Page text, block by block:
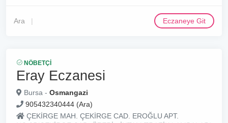
Ara Eczaneye Git
NÖBETÇI
Eray Eczanesi
Bursa - Osmangazi
905432340444 (Ara)
ÇEKİRGE MAH. ÇEKİRGE CAD. EROĞLU APT.